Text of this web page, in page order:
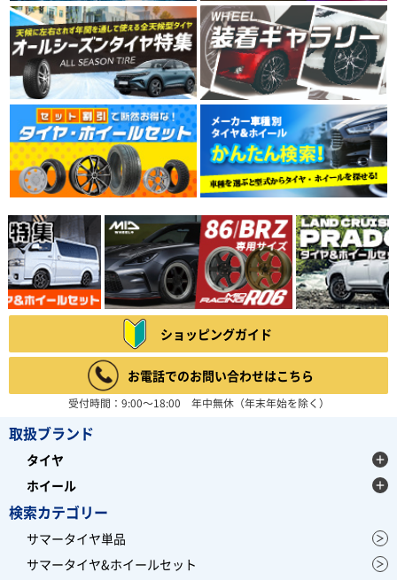
ショッピングガイド
お電話でのお問い合わせはこちら
受付時間：9:00～18:00 年中無休（年末年始を除く）
取扱ブランド
タイヤ
ホイール
検索カテゴリー
サマータイヤ単品
サマータイヤ&ホイールセット